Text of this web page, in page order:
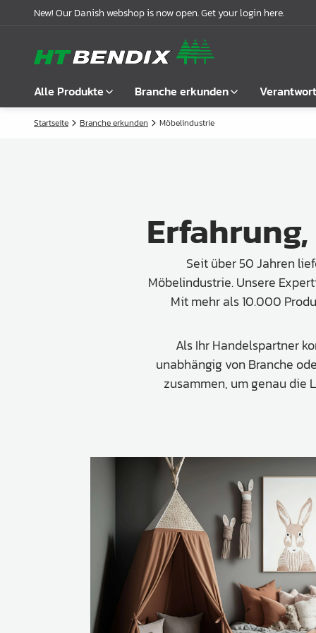
New! Our Danish webshop is now open. Get your login here.
Alle Produkte
Alle anzeigen
Filz, Gleitnägel & Anschläge
Küchen- & Badeinrichtung
Garderobeinrichtung &
Branche erkunden
Möbelindustrie
Über uns
Startseite Branche erkunden Möbelindustrie
Seit über 50 Jahren
Möbelindustrie. Unsere
Mit mehr als 10.000
Als Ihr Handelspartner
unabhängig von Branche
zusammen, um genau die